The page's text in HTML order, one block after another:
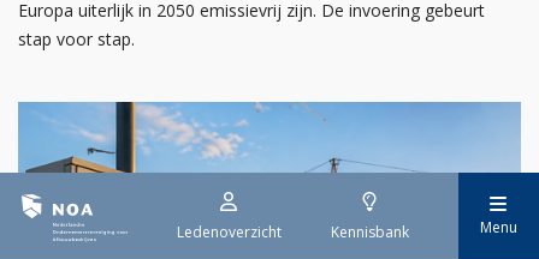
Ledenoverzicht Kennisbank Menu
Europa uiterlijk in 2050 emissievrij zijn. De invoering gebeurt
stap voor stap.